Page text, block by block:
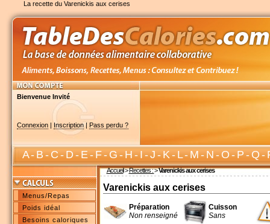
La recette du Varenickis aux cerises
Bienvenue Invité
Connexion| Inscription| Pass perdu ?
A-B-C-D-E-F-G-H-I-J-K-L-M-N-O-P-Q-
Accueil>Recettes :>Varenickis aux cerises
Menus/Repas
Poids idéal
Besoins caloriques
Varenickis aux cerises
Préparation
Non renseigné
Cuisson
Sans